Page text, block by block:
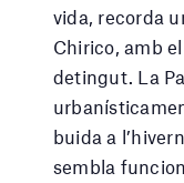
vida, recorda
Chirico, amb
detingut. La
buida a
sembla